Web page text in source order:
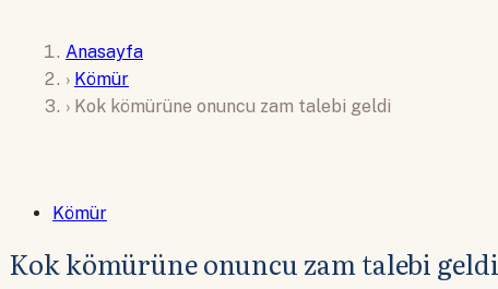
Anasayfa
› Kömür
› Kok kömürüne onuncu zam talebi geldi
Kömür
Kok kömürüne onuncu zam talebi geldi